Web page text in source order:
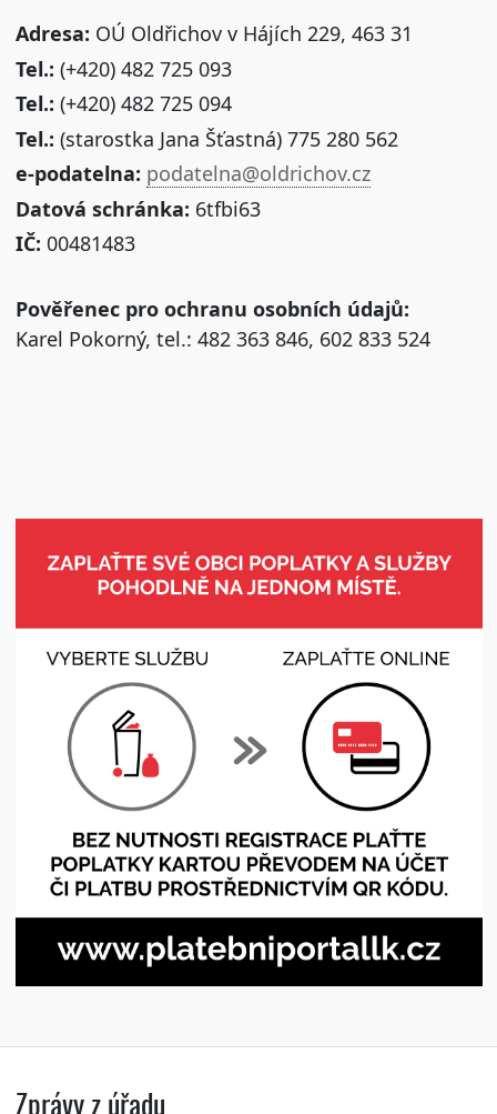
Adresa: OÚ Oldřichov v Hájích 229, 463 31
Tel.: (+420) 482 725 093
Tel.: (+420) 482 725 094
Tel.: (starostka Jana Šťastná) 775 280 562
e-podatelna: podatelna@oldrichov.cz
Datová schránka: 6tfbi63
IČ: 00481483
Pověřenec pro ochranu osobních údajů:
Karel Pokorný, tel.: 482 363 846, 602 833 524
Zprávy z úřadu